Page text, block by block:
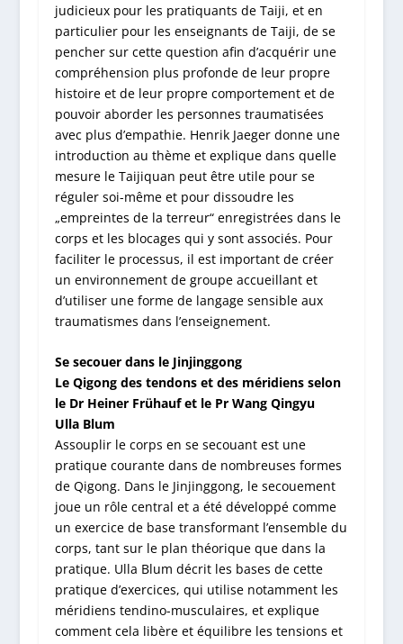
judicieux pour les pratiquants de Taiji, et en
particulier pour les enseignants de Taiji, de se
pencher sur cette question afin d’acquérir une
compréhension plus profonde de leur propre
histoire et de leur propre comportement et de
pouvoir aborder les personnes traumatisées
avec plus d’empathie. Henrik Jaeger donne une
introduction au thème et explique dans quelle
mesure le Taijiquan peut être utile pour se
réguler soi-même et pour dissoudre les
„empreintes de la terreur“ enregistrées dans le
corps et les blocages qui y sont associés. Pour
faciliter le processus, il est important de créer
un environnement de groupe accueillant et
d’utiliser une forme de langage sensible aux
traumatismes dans l’enseignement.
Se secouer dans le Jinjinggong
Le Qigong des tendons et des méridiens selon
le Dr Heiner Frühauf et le Pr Wang Qingyu
Ulla Blum
Assouplir le corps en se secouant est une
pratique courante dans de nombreuses formes
de Qigong. Dans le Jinjinggong, le secouement
joue un rôle central et a été développé comme
un exercice de base transformant l’ensemble du
corps, tant sur le plan théorique que dans la
pratique. Ulla Blum décrit les bases de cette
pratique d’exercices, qui utilise notamment les
méridiens tendino-musculaires, et explique
comment cela libère et équilibre les tensions et